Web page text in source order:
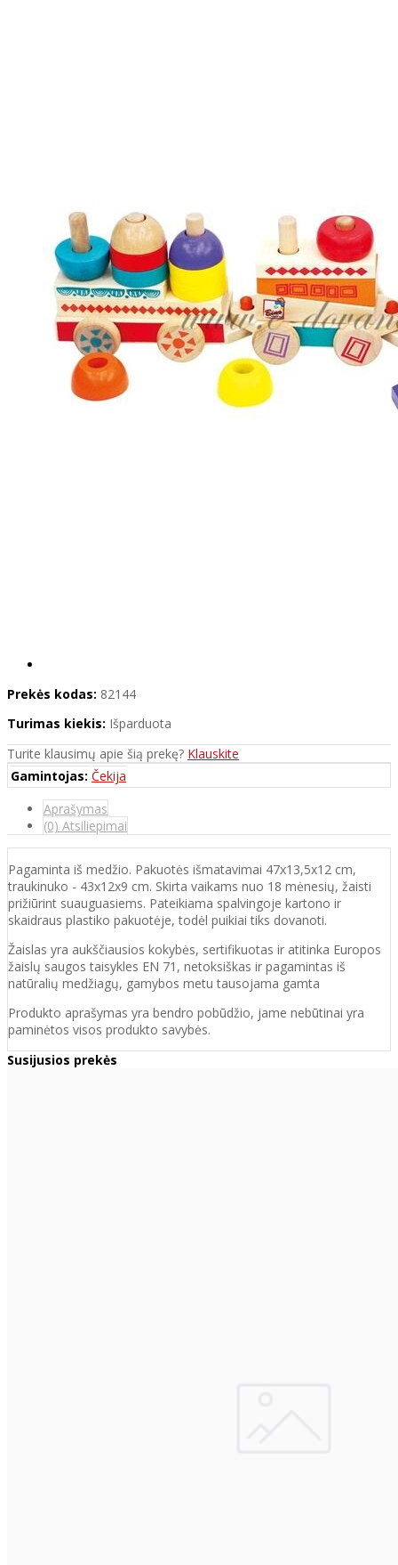
Prekės kodas: 82144
Turimas kiekis: Išparduota
Turite klausimų apie šią prekę? Klauskite
Gamintojas: Čekija
Aprašymas
(0) Atsiliepimai
Pagaminta iš medžio. Pakuotės išmatavimai 47x13,5x12 cm,
traukinuko - 43x12x9 cm. Skirta vaikams nuo 18 mėnesių, žaisti
prižiūrint suauguasiems. Pateikiama spalvingoje kartono ir
skaidraus plastiko pakuotėje, todėl puikiai tiks dovanoti.
Žaislas yra aukščiausios kokybės, sertifikuotas ir atitinka Europos
žaislų saugos taisykles EN 71, netoksiškas ir pagamintas iš
natūralių medžiagų, gamybos metu tausojama gamta
Produkto aprašymas yra bendro pobūdžio, jame nebūtinai yra
paminėtos visos produkto savybės.
Susijusios prekės